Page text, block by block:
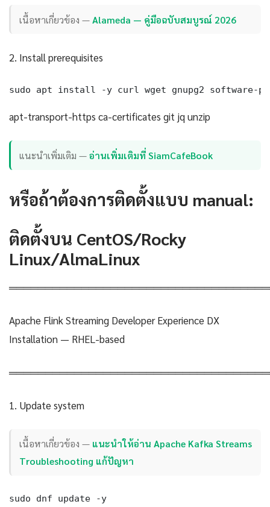
เนื้อหาเกี่ยวข้อง —Alameda — คู่มือฉบับสมบูรณ์ 2026
2. Install prerequisites
sudo apt install -y curl wget gnupg2 software-
apt-transport-https ca-certificates git jq unzip
แนะนำเพิ่มเติม —อ่านเพิ่มเติมที่ SiamCafeBook
หรือถ้าต้องการติดตั้งแบบ manual:
ติดตั้งบน CentOS/Rocky
Linux/AlmaLinux
Apache Flink Streaming Developer Experience DX
Installation — RHEL-based
1. Update system
เนื้อหาเกี่ยวข้อง — แนะนำให้อ่าน Apache Kafka Streams
Troubleshooting แก้ปัญหา
sudo dnf update -y